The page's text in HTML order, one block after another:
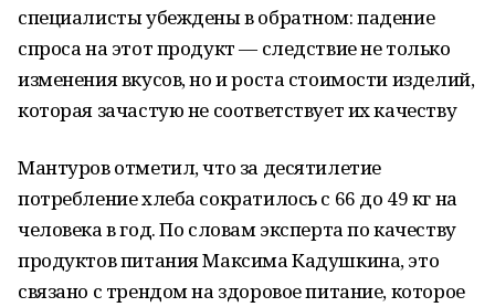
специалисты убеждены в обратном: падение
спроса на этот продукт — следствие не только
изменения вкусов, но и роста стоимости изделий,
которая зачастую не соответствует их качеству
Мантуров отметил, что за десятилетие
потребление хлеба сократилось с 66 до 49 кг на
человека в год. По словам эксперта по качеству
продуктов питания Максима Кадушкина, это
связано с трендом на здоровое питание, которое